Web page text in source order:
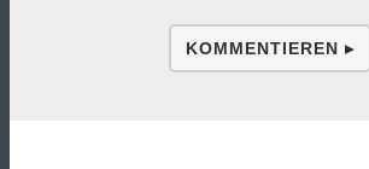
KOMMENTIEREN ▸